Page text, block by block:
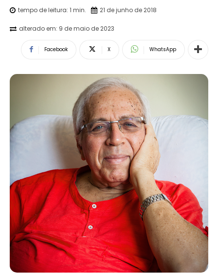
tempo de leitura: 1 min. 21 de junho de 2018
alterado em: 9 de maio de 2023
Facebook X WhatsApp